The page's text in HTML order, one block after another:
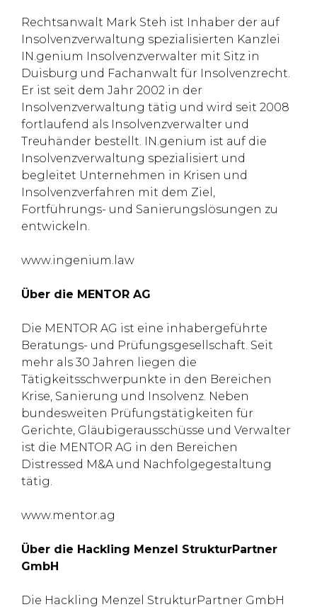
Rechtsanwalt Mark Steh ist Inhaber der auf
Insolvenzverwaltung spezialisierten Kanzlei
IN.genium Insolvenzverwalter mit Sitz in
Duisburg und Fachanwalt für Insolvenzrecht.
Er ist seit dem Jahr 2002 in der
Insolvenzverwaltung tätig und wird seit 2008
fortlaufend als Insolvenzverwalter und
Treuhänder bestellt. IN.genium ist auf die
Insolvenzverwaltung spezialisiert und
begleitet Unternehmen in Krisen und
Insolvenzverfahren mit dem Ziel,
Fortführungs- und Sanierungslösungen zu
entwickeln.
www.ingenium.law
Über die MENTOR AG
Die MENTOR AG ist eine inhabergeführte
Beratungs- und Prüfungsgesellschaft. Seit
mehr als 30 Jahren liegen die
Tätigkeitsschwerpunkte in den Bereichen
Krise, Sanierung und Insolvenz. Neben
bundesweiten Prüfungstätigkeiten für
Gerichte, Gläubigerausschüsse und Verwalter
ist die MENTOR AG in den Bereichen
Distressed M&A und Nachfolgegestaltung
tätig.
www.mentor.ag
Über die Hackling Menzel StrukturPartner
GmbH
Die Hackling Menzel StrukturPartner GmbH